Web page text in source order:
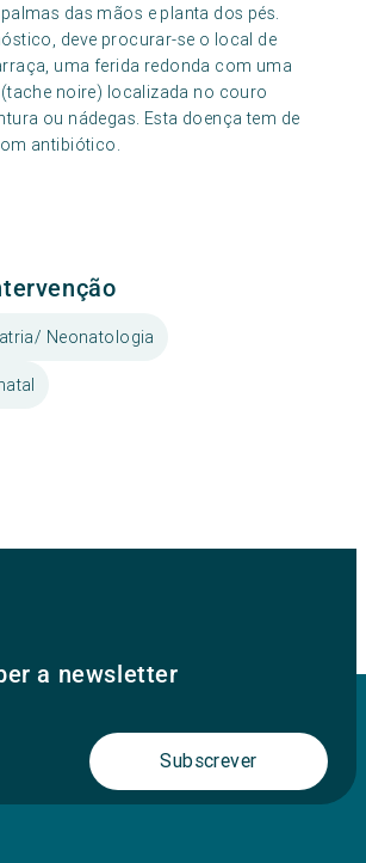
das mãos e planta dos pés.
deve procurar-se o local de
uma ferida redonda com uma
noire) localizada no couro
ou nádegas. Esta doença tem de
antibiótico.
Neonatologia
a newsletter
Subscrever